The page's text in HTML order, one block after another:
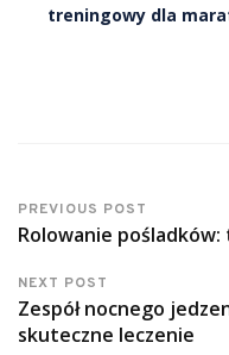
treningowy dla
PREVIOUS POST
Rolowanie
NEXT POST
Zespół nocnego
skuteczne leczenie